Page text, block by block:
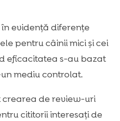
evidență diferențe
pentru câinii mici și cei
eficacitatea s-au bazat
mediu controlat.
crearea de review-uri
cititorii interesați de